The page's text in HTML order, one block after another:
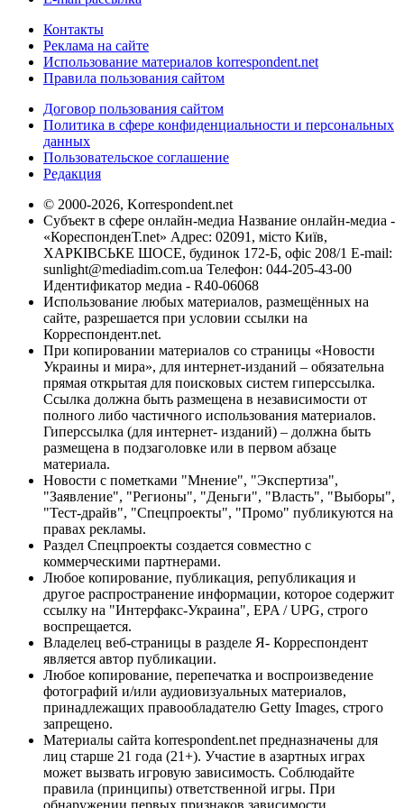
Контакты
Реклама на сайте
Использование материалов korrespondent.net
Правила пользования сайтом
Договор пользования сайтом
Политика в сфере конфиденциальности и персональных
данных
Пользовательское соглашение
Редакция
© 2000-2026, Korrespondent.net
Субъект в сфере онлайн-медиа Название онлайн-медиа -
«КореспонденТ.net» Адрес: 02091, місто Київ,
ХАРКІВСЬКЕ ШОСЕ, будинок 172-Б, офіс 208/1 E-mail:
sunlight@mediadim.com.ua Телефон: 044-205-43-00
Идентификатор медиа - R40-06068
Использование любых материалов, размещённых на
сайте, разрешается при условии ссылки на
Корреспондент.net.
При копировании материалов со страницы «Новости
Украины и мира», для интернет-изданий – обязательна
прямая открытая для поисковых систем гиперссылка.
Ссылка должна быть размещена в независимости от
полного либо частичного использования материалов.
Гиперссылка (для интернет- изданий) – должна быть
размещена в подзаголовке или в первом абзаце
материала.
Новости с пометками "Мнение", "Экспертиза",
"Заявление", "Регионы", "Деньги", "Власть", "Выборы",
"Тест-драйв", "Спецпроекты", "Промо" публикуются на
правах рекламы.
Раздел Спецпроекты создается совместно с
коммерческими партнерами.
Любое копирование, публикация, републикация и
другое распространение информации, которое содержит
ссылку на "Интерфакс-Украина", EPA / UPG, строго
воспрещается.
Владелец веб-страницы в разделе Я- Корреспондент
является автор публикации.
Любое копирование, перепечатка и воспроизведение
фотографий и/или аудиовизуальных материалов,
принадлежащих правообладателю Getty Images, строго
запрещено.
Материалы сайта korrespondent.net предназначены для
лиц старше 21 года (21+). Участие в азартных играх
может вызвать игровую зависимость. Соблюдайте
правила (принципы) ответственной игры. При
обнаружении первых признаков зависимости